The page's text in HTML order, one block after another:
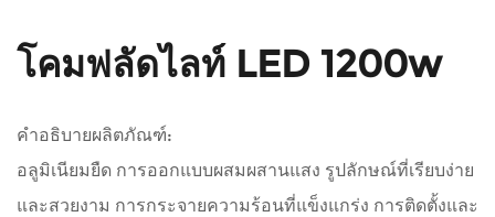
โคมฟลัดไลท์ LED 1200w
คำอธิบายผลิตภัณฑ์:
อลูมิเนียมยืด การออกแบบผสมผสานแสง รูปลักษณ์ที่เรียบง่าย
และสวยงาม การกระจายความร้อนที่แข็งแกร่ง การติดตั้งและ